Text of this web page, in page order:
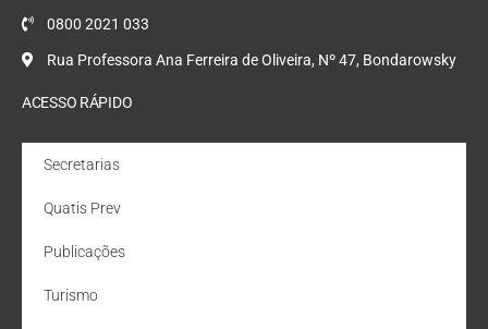
0800 2021 033
Rua Professora Ana Ferreira de Oliveira, Nº 47, Bondarowsky
ACESSO RÁPIDO
Secretarias
Quatis Prev
Publicações
Turismo